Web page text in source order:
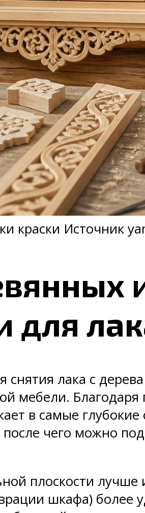
краски Источник
лака с
мебели. Благодаря
в самые
чего можно
плоскости лучше
шкафа) более